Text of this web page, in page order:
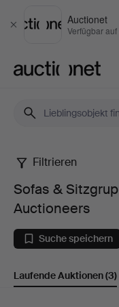
Schließen
Auctionet
Verfügbar
Sofas
bei
Filtrieren
Sofas &
Auctioneers
Suche speichern
Laufende Auktionen(3)